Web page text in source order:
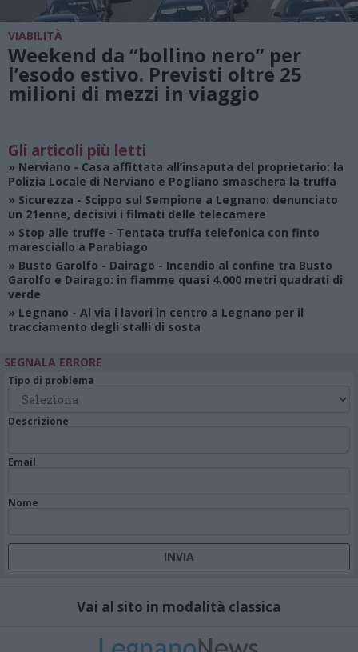
VIABILITÀ
Weekend da “bollino nero” per
l’esodo estivo. Previsti oltre 25
milioni di mezzi in viaggio
Gli articoli più letti
» Nerviano - Casa affittata all’insaputa del proprietario: la
Polizia Locale di Nerviano e Pogliano smaschera la truffa
» Sicurezza - Scippo sul Sempione a Legnano: denunciato
un 21enne, decisivi i filmati delle telecamere
» Stop alle truffe - Tentata truffa telefonica con finto
maresciallo a Parabiago
» Busto Garolfo - Dairago - Incendio al confine tra Busto
Garolfo e Dairago: in fiamme quasi 4.000 metri quadrati di
verde
» Legnano - Al via i lavori in centro a Legnano per il
tracciamento degli stalli di sosta
SEGNALA ERRORE
Tipo di problema
Descrizione
Email
Nome
Vai al sito in modalità classica